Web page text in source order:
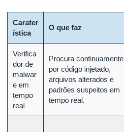
Carater
ística
O que faz
Verifica
dor de
malwar
e em
tempo
real
Procura continuamente
por código injetado,
arquivos alterados e
padrões suspeitos em
tempo real.